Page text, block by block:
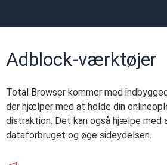
Adblock-værktøjer
Total Browser kommer med
der hjælper med at holde din
distraktion. Det kan også hjælpe med
dataforbruget og øge sideydelsen.